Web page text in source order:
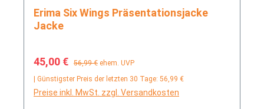
Erima Six Wings Präsentationsjacke
Jacke
Verkaufspreis:
45,00 € Regulärer Preis:
56,99 € ehem. UVP
| Günstigster Preis der letzten 30 Tage: 56,99 €
Preise inkl. MwSt. zzgl. Versandkosten